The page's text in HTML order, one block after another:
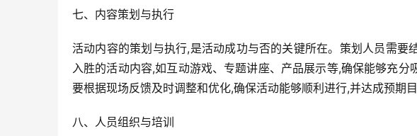
七、内容策划与执行
活动内容的策划与执行,是活动成功与否的关键所在。策划人员需要
入胜的活动内容,如互动游戏、专题讲座、产品展示等,确保能够充
要根据现场反馈及时调整和优化,确保活动能够顺利进行,并达成预期目
八、人员组织与培训